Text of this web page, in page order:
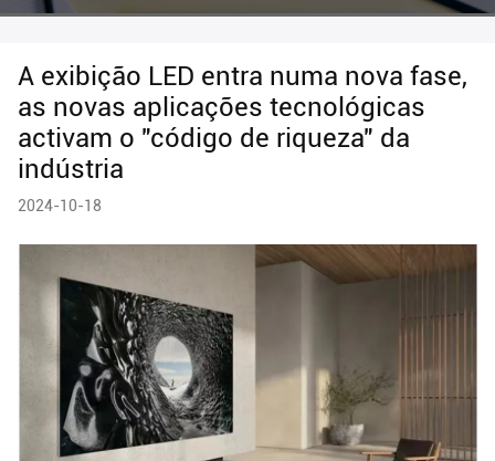
A exibição LED entra numa nova fase,
as novas aplicações tecnológicas
activam o "código de riqueza" da
indústria
2024-10-18